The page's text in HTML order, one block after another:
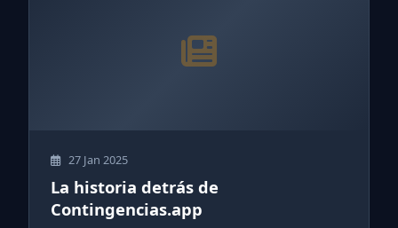
27 Jan 2025
La historia detrás de
Contingencias.app